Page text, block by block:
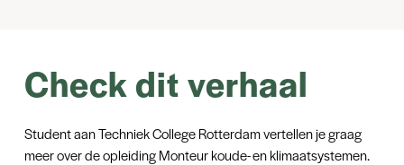
Check dit verhaal
Student aan Techniek College Rotterdam vertellen je graag
meer over de opleiding Monteur koude- en klimaatsystemen.